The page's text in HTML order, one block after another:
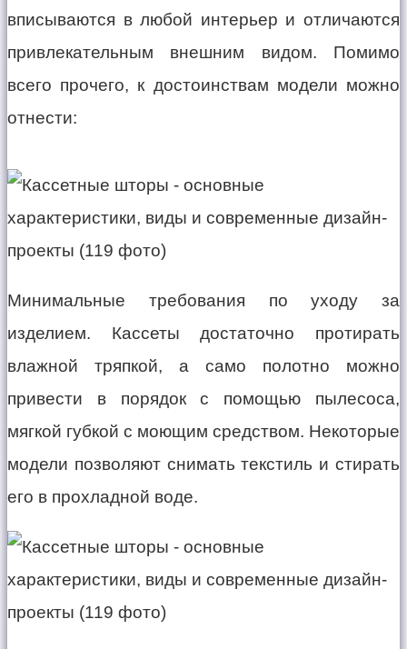
вписываются в любой интерьер и отличаются
привлекательным внешним видом. Помимо
всего прочего, к достоинствам модели можно
отнести:
Минимальные требования по уходу за
изделием. Кассеты достаточно протирать
влажной тряпкой, а само полотно можно
привести в порядок с помощью пылесоса,
мягкой губкой с моющим средством. Некоторые
модели позволяют снимать текстиль и стирать
его в прохладной воде.